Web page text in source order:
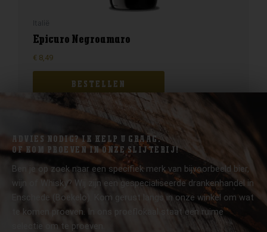
Epicuro Negroamaro
€ 8,49
BESTELLEN
ADVIES NODIG? IK HELP U GRAAG.
OF KOM PROEVEN IN ONZE SLIJTERIJ!
Ben je op zoek naar een specifiek merk van bijvoorbeeld bier,
wijn of Whisky? Wij zijn een gespecialiseerde drankenhandel in
Enschede (Boekelo). Kom gerust langs in onze winkel om wat
te komen proeven. In ons proeflokaal staat een ruime
selectie om te proeven.